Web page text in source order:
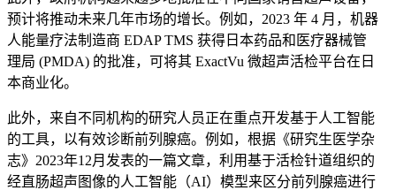
预计将推动未来几年市场的增长。例如，2023 年 4 月，机器
人能量疗法制造商 EDAP TMS 获得日本药品和医疗器械管
理局 (PMDA) 的批准，可将其 ExactVu 微超声活检平台在日
本商业化。
此外，来自不同机构的研究人员正在重点开发基于人工智能
的工具，以有效诊断前列腺癌。例如，根据《研究生医学杂
志》2023年12月发表的一篇文章，利用基于活检针道组织的
经直肠超声图像的人工智能（AI）模型来区分前列腺癌进行